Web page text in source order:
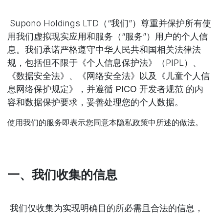
Supono Holdings LTD（“我们”）尊重并保护所有使
用我们虚拟现实应用和服务（“服务”）用户的个人信
息。我们承诺严格遵守中华人民共和国相关法律法
规，包括但不限于《个人信息保护法》（PIPL）、
《数据安全法》、《网络安全法》以及《儿童个人信
息网络保护规定》，并遵循 PICO 开发者规范 的内
容和数据保护要求，妥善处理您的个人数据。
使用我们的服务即表示您同意本隐私政策中所述的做法。
一、我们收集的信息
我们仅收集为实现明确目的所必需且合法的信息，